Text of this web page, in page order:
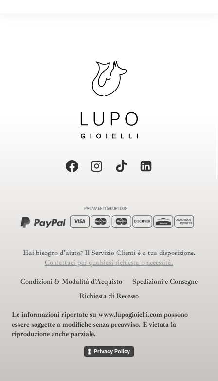
Hai bisogno d'aiuto? Il Servizio Clienti è a tua disposizione.
Contattaci per qualsiasi richiesta o necessità.
Condizioni & Modalità d’Acquisto
Spedizioni e Consegne
Richiesta di Recesso
Le informazioni riportate su www.lupogioielli.com possono
essere soggette a modifiche senza preavviso. È vietata la
riproduzione anche parziale.
Privacy Policy